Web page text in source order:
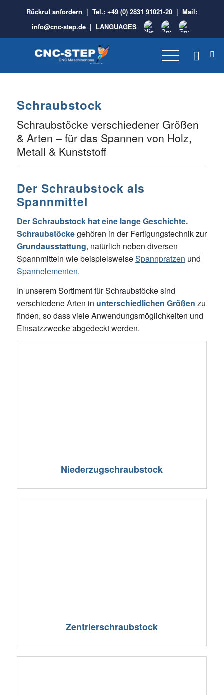
Rückruf anfordern | Tel.: +49 (0) 2831 91021-20| Mail:
info@cnc-step.de | LANGUAGES
Schraubstock
Schraubstöcke verschiedener Größen
& Arten – für das Spannen von Holz,
Metall & Kunststoff
Der Schraubstock als
Spannmittel
Der Schraubstock hat eine lange Geschichte.
Schraubstöckegehören in der Fertigungstechnik zur
Grundausstattung, natürlich neben diversen
Spannmitteln wie beispielsweiseSpannpratzen und
Spannelementen.
In unserem Sortiment für Schraubstöcke sind
verschiedene Arten in unterschiedlichen Größen zu
finden, so dass viele Anwendungsmöglichkeiten und
Einsatzzwecke abgedeckt werden.
Niederzugschraubstock
Zentrierschraubstock